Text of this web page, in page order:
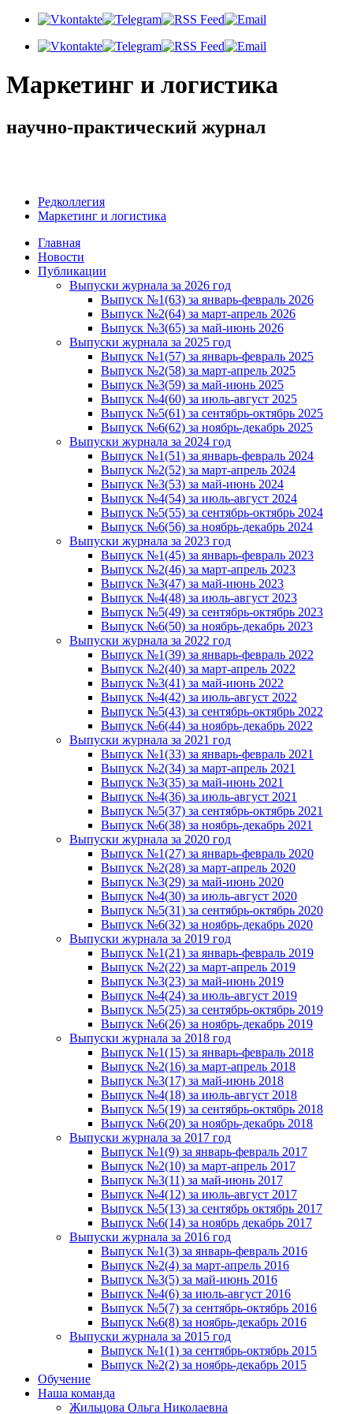
Маркетинг и логистика
научно-практический журнал
Редколлегия
Маркетинг и логистика
Главная
Новости
Публикации
Выпуски журнала за 2026 год
Выпуск №1(63) за январь-февраль 2026
Выпуск №2(64) за март-апрель 2026
Выпуск №3(65) за май-июнь 2026
Выпуски журнала за 2025 год
Выпуск №1(57) за январь-февраль 2025
Выпуск №2(58) за март-апрель 2025
Выпуск №3(59) за май-июнь 2025
Выпуск №4(60) за июль-август 2025
Выпуск №5(61) за сентябрь-октябрь 2025
Выпуск №6(62) за ноябрь-декабрь 2025
Выпуски журнала за 2024 год
Выпуск №1(51) за январь-февраль 2024
Выпуск №2(52) за март-апрель 2024
Выпуск №3(53) за май-июнь 2024
Выпуск №4(54) за июль-август 2024
Выпуск №5(55) за сентябрь-октябрь 2024
Выпуск №6(56) за ноябрь-декабрь 2024
Выпуски журнала за 2023 год
Выпуск №1(45) за январь-февраль 2023
Выпуск №2(46) за март-апрель 2023
Выпуск №3(47) за май-июнь 2023
Выпуск №4(48) за июль-август 2023
Выпуск №5(49) за сентябрь-октябрь 2023
Выпуск №6(50) за ноябрь-декабрь 2023
Выпуски журнала за 2022 год
Выпуск №1(39) за январь-февраль 2022
Выпуск №2(40) за март-апрель 2022
Выпуск №3(41) за май-июнь 2022
Выпуск №4(42) за июль-август 2022
Выпуск №5(43) за сентябрь-октябрь 2022
Выпуск №6(44) за ноябрь-декабрь 2022
Выпуски журнала за 2021 год
Выпуск №1(33) за январь-февраль 2021
Выпуск №2(34) за март-апрель 2021
Выпуск №3(35) за май-июнь 2021
Выпуск №4(36) за июль-август 2021
Выпуск №5(37) за сентябрь-октябрь 2021
Выпуск №6(38) за ноябрь-декабрь 2021
Выпуски журнала за 2020 год
Выпуск №1(27) за январь-февраль 2020
Выпуск №2(28) за март-апрель 2020
Выпуск №3(29) за май-июнь 2020
Выпуск №4(30) за июль-август 2020
Выпуск №5(31) за сентябрь-октябрь 2020
Выпуск №6(32) за ноябрь-декабрь 2020
Выпуски журнала за 2019 год
Выпуск №1(21) за январь-февраль 2019
Выпуск №2(22) за март-апрель 2019
Выпуск №3(23) за май-июнь 2019
Выпуск №4(24) за июль-август 2019
Выпуск №5(25) за сентябрь-октябрь 2019
Выпуск №6(26) за ноябрь-декабрь 2019
Выпуски журнала за 2018 год
Выпуск №1(15) за январь-февраль 2018
Выпуск №2(16) за март-апрель 2018
Выпуск №3(17) за май-июнь 2018
Выпуск №4(18) за июль-август 2018
Выпуск №5(19) за сентябрь-октябрь 2018
Выпуск №6(20) за ноябрь-декабрь 2018
Выпуски журнала за 2017 год
Выпуск №1(9) за январь-февраль 2017
Выпуск №2(10) за март-апрель 2017
Выпуск №3(11) за май-июнь 2017
Выпуск №4(12) за июль-август 2017
Выпуск №5(13) за сентябрь октябрь 2017
Выпуск №6(14) за ноябрь декабрь 2017
Выпуски журнала за 2016 год
Выпуск №1(3) за январь-февраль 2016
Выпуск №2(4) за март-апрель 2016
Выпуск №3(5) за май-июнь 2016
Выпуск №4(6) за июль-август 2016
Выпуск №5(7) за сентябрь-октябрь 2016
Выпуск №6(8) за ноябрь-декабрь 2016
Выпуски журнала за 2015 год
Выпуск №1(1) за сентябрь-октябрь 2015
Выпуск №2(2) за ноябрь-декабрь 2015
Обучение
Наша команда
Жильцова Ольга Николаевна